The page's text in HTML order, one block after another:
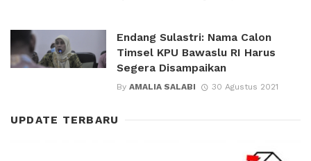
Endang Sulastri: Nama Calon
Timsel KPU Bawaslu RI Harus
Segera Disampaikan
By AMALIA SALABI 30 Agustus 2021
UPDATE TERBARU